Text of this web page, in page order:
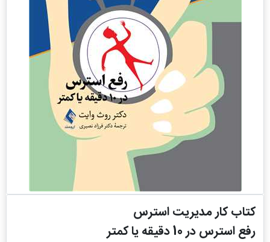
کتاب کار مدیریت استرس
رفع استرس در 10 دقیقه یا کمتر